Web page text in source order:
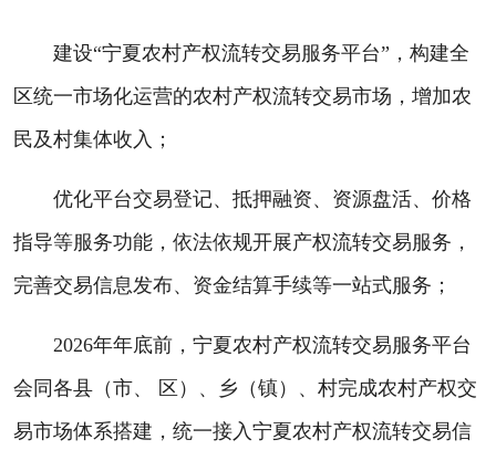
建设“宁夏农村产权流转交易服务平台”，构建全
区统一市场化运营的农村产权流转交易市场，增加农
民及村集体收入；
优化平台交易登记、抵押融资、资源盘活、价格
指导等服务功能，依法依规开展产权流转交易服务，
完善交易信息发布、资金结算手续等一站式服务；
2026年年底前，宁夏农村产权流转交易服务平台
会同各县（市、 区）、乡（镇）、村完成农村产权交
易市场体系搭建，统一接入宁夏农村产权流转交易信